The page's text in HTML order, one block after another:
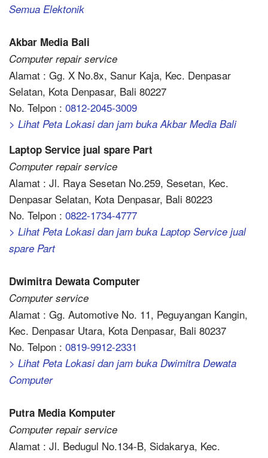
Semua Elektonik
Akbar Media Bali
Computer repair service
Alamat : Gg. X No.8x, Sanur Kaja, Kec. Denpasar
Selatan, Kota Denpasar, Bali 80227
No. Telpon : 0812-2045-3009
> Lihat Peta Lokasi dan jam buka Akbar Media Bali
Laptop Service jual spare Part
Computer repair service
Alamat : Jl. Raya Sesetan No.259, Sesetan, Kec.
Denpasar Selatan, Kota Denpasar, Bali 80223
No. Telpon : 0822-1734-4777
> Lihat Peta Lokasi dan jam buka Laptop Service jual
spare Part
Dwimitra Dewata Computer
Computer service
Alamat : Gg. Automotive No. 11, Peguyangan Kangin,
Kec. Denpasar Utara, Kota Denpasar, Bali 80237
No. Telpon : 0819-9912-2331
> Lihat Peta Lokasi dan jam buka Dwimitra Dewata
Computer
Putra Media Komputer
Computer repair service
Alamat : Jl. Bedugul No.134-B, Sidakarya, Kec.